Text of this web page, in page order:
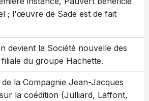
; l'œuvre de Sade est de fait
devient la Société nouvelle des
du groupe Hachette.
la Compagnie Jean-Jacques
la coédition (Julliard, Laffont,